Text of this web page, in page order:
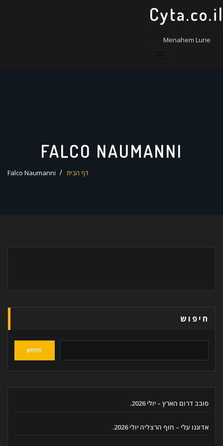
Menahem Lurie
FALCO NAUMANNI
דף הבית Falco Naumanni
חיפוש
חיפוש
סובב דרום הארץ – יולי 2026.
אדוננו עלי – חוף הרצליה יולי 2026.